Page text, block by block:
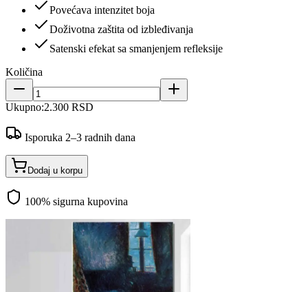
Povećava intenzitet boja
Doživotna zaštita od izbleđivanja
Satenski efekat sa smanjenjem refleksije
Količina
Ukupno:2.300 RSD
Isporuka 2–3 radnih dana
Dodaj u korpu
100% sigurna kupovina